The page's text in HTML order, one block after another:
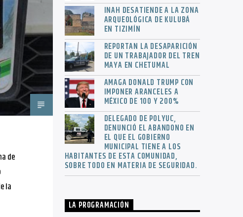
de
la
INAH DESATIENDE A LA ZONA
ARQUEOLÓGICA DE KULUBÁ
EN TIZIMÍN
REPORTAN LA DESAPARICIÓN
DE UN TRABAJADOR DEL TREN
MAYA EN CHETUMAL
AMAGA DONALD TRUMP CON
IMPONER ARANCELES A
MÉXICO DE 100 Y 200%
DELEGADO DE POLYUC,
DENUNCIÓ EL ABANDONO EN
EL QUE EL GOBIERNO
MUNICIPAL TIENE A LOS
HABITANTES DE ESTA COMUNIDAD,
SOBRE TODO EN MATERIA DE SEGURIDAD.
LA PROGRAMACIÓN